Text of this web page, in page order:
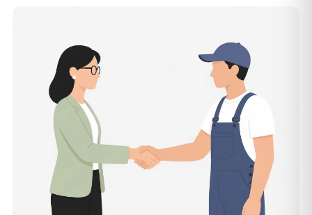
den genauen Festpreis nennt Ihnen der Partner nach
kurzer Beschreibung.
Werden Wohnungsauflösungen in Immenhausen
teurer?
Seit 2020 verlief die Preisentwicklung in Immenhausen
fallend (−12 %), mit dem bisherigen Höchststand im Jahr
2021. Eine Prognose lässt sich daraus nicht ableiten,
aber wer frühzeitig anfragt, sichert sich das aktuelle
Preisniveau als Festpreis — unabhängig von der weiteren
Marktentwicklung.
Warum liegt die Preisspanne zwischen 750 und
3.280 € in Immenhausen?